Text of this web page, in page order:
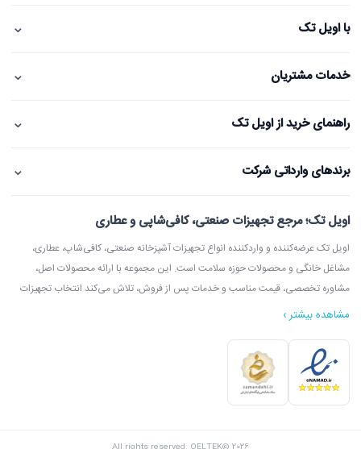
با اویل تک ⌄
خدمات مشتریان ⌄
راهنمای خرید از اویل تک ⌄
برندهای وارداتی شرکت ⌄
اویل تک؛ مرجع تجهیزات صنعتی، کافی‌شاپی و عطاری
اویل تک عرضه‌کننده و واردکننده انواع تجهیزات آشپزخانه صنعتی، کافی‌شاپ، عطاری،
مشاغل خانگی و محصولات حوزه سلامت است. این مجموعه با ارائه محصولات اصل،
مشاوره تخصصی، قیمت مناسب و خدمات پس از فروش، تلاش می‌کند انتخاب تجهیزات
در اویل تک می‌توانید انواع دستگاه آسیاب عطاری، آسیاب قهوه، دستگاه روغن‌گیری،
ارده‌گیری و کره‌گیری، دستگاه بخور، بویلر آب جوش، اسپرسوساز، گریل، سرخ‌کن، خمیرگیر،
مشاهده بیشتر ›